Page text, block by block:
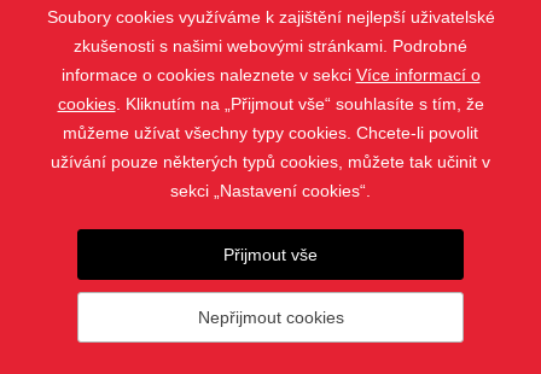
KONTAKT
Soubory cookies využíváme k zajištění nejlepší uživatelské
zkušenosti s našimi webovými stránkami. Podrobné
informace o cookies naleznete v sekci Více informací o
cookies. Kliknutím na „Přijmout vše“ souhlasíte s tím, že
můžeme užívat všechny typy cookies. Chcete-li povolit
užívání pouze některých typů cookies, můžete tak učinit v
sekci „Nastavení cookies“.
Přijmout vše
Nepřijmout cookies